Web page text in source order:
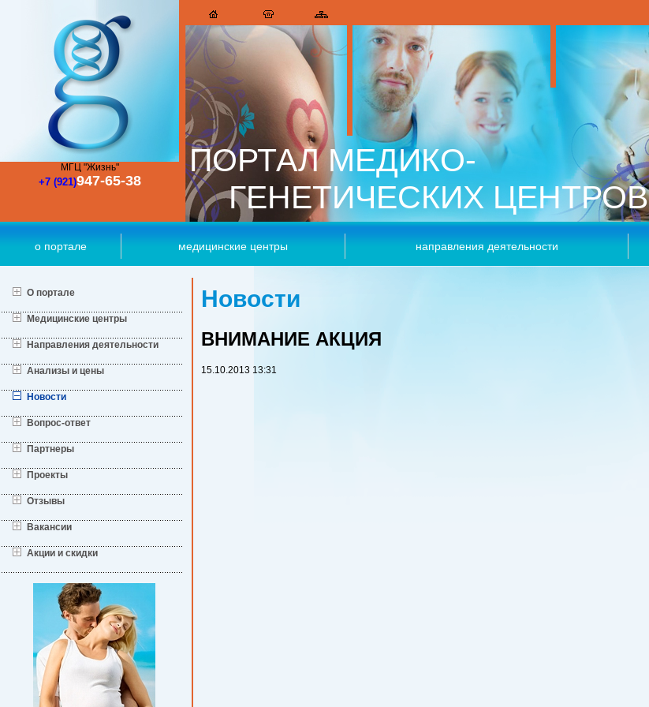
МГЦ "Жизнь"
+7 (921)947-65-38
ПОРТАЛ МЕДИКО-
ГЕНЕТИЧЕСКИХ ЦЕНТРОВ
о портале медицинские центры направления деятельности
Новости
ВНИМАНИЕ АКЦИЯ
15.10.2013 13:31
О портале
Медицинские центры
Направления деятельности
Анализы и цены
Новости
Вопрос-ответ
Партнеры
Проекты
Отзывы
Вакансии
Акции и скидки